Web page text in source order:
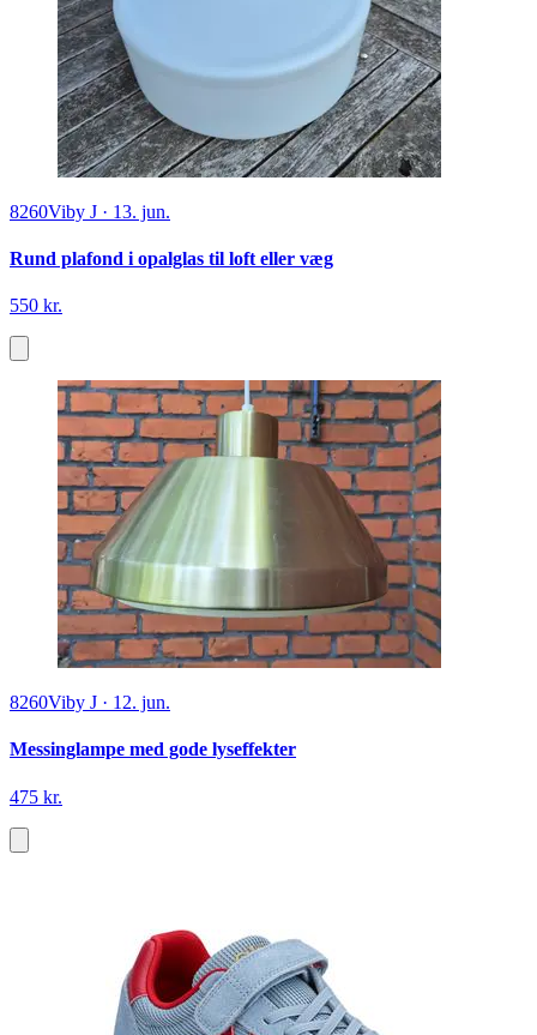
8260Viby J · 13. jun.
Rund plafond i opalglas til loft eller væg
550 kr.
8260Viby J · 12. jun.
Messinglampe med gode lyseffekter
475 kr.